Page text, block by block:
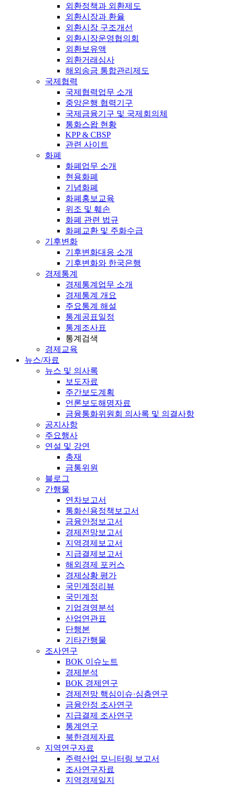
외환정책과 외환제도
외환시장과 환율
외환시장 구조개선
외환시장운영협의회
외환보유액
외환거래심사
해외송금 통합관리제도
국제협력
국제협력업무 소개
중앙은행 협력기구
국제금융기구 및 국제회의체
통화스왑 현황
KPP & CBSP
관련 사이트
화폐
화폐업무 소개
현용화폐
기념화폐
화폐홍보교육
위조 및 훼손
화폐 관련 법규
화폐교환 및 주화수급
기후변화
기후변화대응 소개
기후변화와 한국은행
경제통계
경제통계업무 소개
경제통계 개요
주요통계 해설
통계공표일정
통계조사표
통계검색
경제교육
뉴스/자료
뉴스 및 의사록
보도자료
주간보도계획
언론보도해명자료
금융통화위원회 의사록 및 의결사항
공지사항
주요행사
연설 및 강연
총재
금통위원
블로그
간행물
연차보고서
통화신용정책보고서
금융안정보고서
경제전망보고서
지역경제보고서
지급결제보고서
해외경제 포커스
경제상황 평가
국민계정리뷰
국민계정
기업경영분석
산업연관표
단행본
기타간행물
조사연구
BOK 이슈노트
경제분석
BOK 경제연구
경제전망 핵심이슈·심층연구
금융안정 조사연구
지급결제 조사연구
통계연구
북한경제자료
지역연구자료
주력산업 모니터링 보고서
조사연구자료
지역경제일지